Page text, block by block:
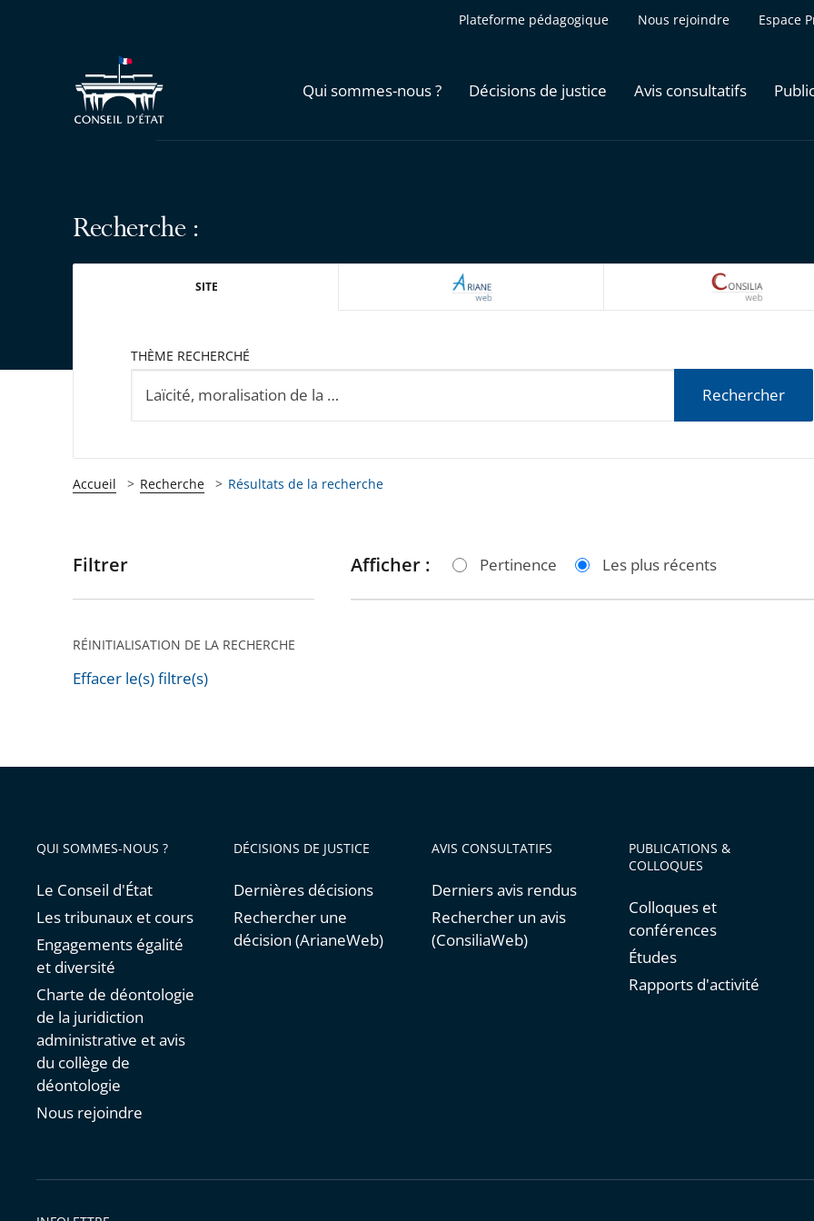
Plateforme pédagogique Nous rejoindre Espace
Qui sommes-nous ? Décisions de justice Avis consultatifs
Recherche :
SITE ARIANEWEB
THÈME RECHERCHÉ
Rechercher
Accueil Recherche Résultats de la recherche
Passer
pour
après
Filtrer
RÉINITIALISATION DE LA RECHERCHE
Effacer le(s) filtre(s)
Afficher : Pertinence Les plus récents
QUI SOMMES-NOUS ?
Le Conseil d'État
Les tribunaux et cours
Engagements égalité
et diversité
Charte de déontologie
de la juridiction
administrative et avis
du collège de
déontologie
Nous rejoindre
DÉCISIONS DE JUSTICE
Dernières décisions
Rechercher une
décision (ArianeWeb)
AVIS CONSULTATIFS
Derniers avis rendus
Rechercher un avis
(ConsiliaWeb)
PUBLICATIONS &
COLLOQUES
Colloques et
conférences
Études
Rapports d'activité